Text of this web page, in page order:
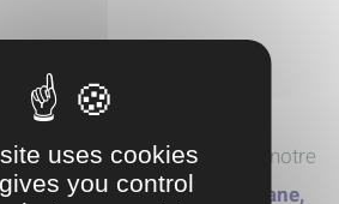
par marque
des solutions sur-mesure, notre
pneumatiques à membrane,
uses cookies
you control